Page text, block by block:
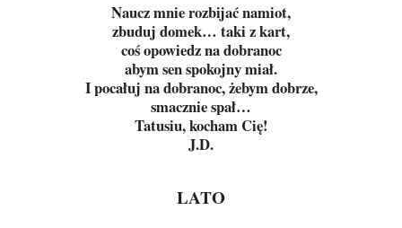
Naucz mnie rozbijać namiot,
zbuduj domek… taki z kart,
coś opowiedz na dobranoc
abym sen spokojny miał.
I pocałuj na dobranoc, żebym dobrze,
smacznie spał…
Tatusiu, kocham Cię!
J.D.
LATO